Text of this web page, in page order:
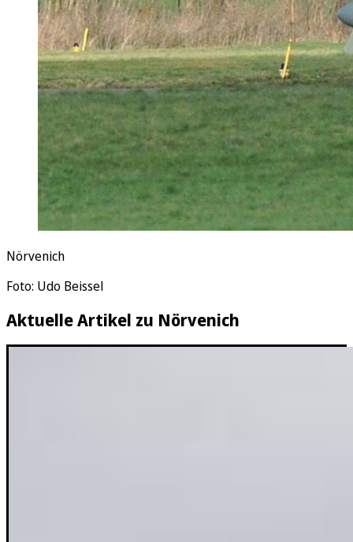
Nörvenich
Foto: Udo Beissel
Aktuelle Artikel zu Nörvenich